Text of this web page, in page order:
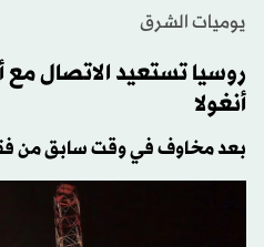
يوميات الشرق
روسيا تستعيد الاتصال
أنغولا
بعد مخاوف في وقت سابق من